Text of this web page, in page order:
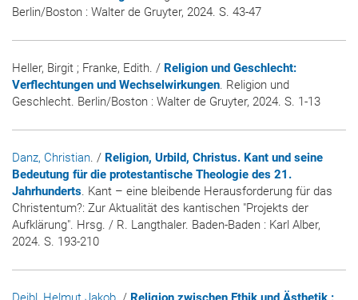
Berlin/Boston : Walter de Gruyter, 2024. S. 43-47
Heller, Birgit ; Franke, Edith. / Religion und Geschlecht:
Verflechtungen und Wechselwirkungen. Religion und
Geschlecht. Berlin/Boston : Walter de Gruyter, 2024. S. 1-13
Danz, Christian. / Religion, Urbild, Christus. Kant und seine
Bedeutung für die protestantische Theologie des 21.
Jahrhunderts. Kant – eine bleibende Herausforderung für das
Christentum?: Zur Aktualität des kantischen "Projekts der
Aufklärung". Hrsg. / R. Langthaler. Baden-Baden : Karl Alber,
2024. S. 193-210